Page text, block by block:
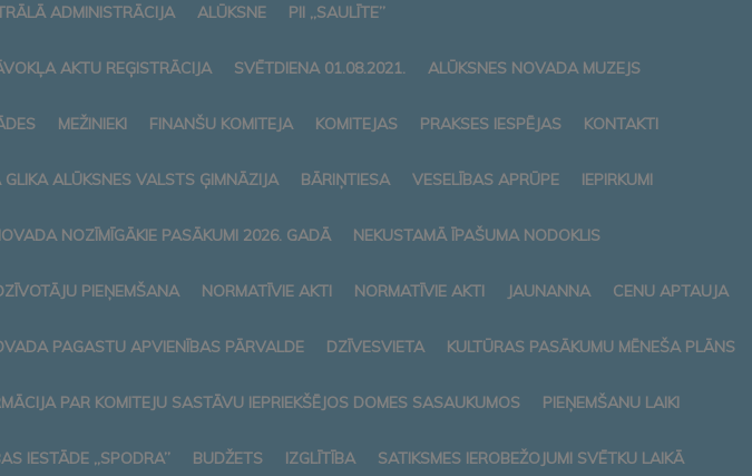
ADMINISTRĀCIJA ALŪKSNE PII „SAULĪTE”
AKTU REĢISTRĀCIJA SVĒTDIENA 01.08.2021. ALŪKSNES NOVADA MUZEJS
MEŽINIEKI FINANŠU KOMITEJA KOMITEJAS PRAKSES IESPĒJAS KONTAKTI
GLIKA ALŪKSNES VALSTS ĢIMNĀZIJA BĀRIŅTIESA VESELĪBAS APRŪPE IEPIRKUMI
NOZĪMĪGĀKIE PASĀKUMI 2026. GADĀ NEKUSTAMĀ ĪPAŠUMA NODOKLIS
PIEŅEMŠANA NORMATĪVIE AKTI NORMATĪVIE AKTI JAUNANNA CENU APTAUJA
PAGASTU APVIENĪBAS PĀRVALDE DZĪVESVIETA KULTŪRAS PASĀKUMU MĒNEŠA PLĀNS
PAR KOMITEJU SASTĀVU IEPRIEKŠĒJOS DOMES SASAUKUMOS PIEŅEMŠANU LAIKI
IESTĀDE „SPODRA” BUDŽETS IZGLĪTĪBA SATIKSMES IEROBEŽOJUMI SVĒTKU LAIKĀ